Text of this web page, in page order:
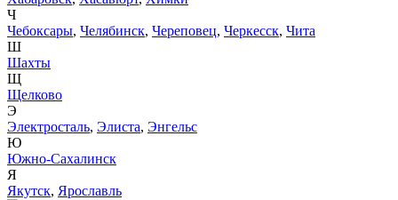
Ч
Чебоксары, Челябинск, Череповец, Черкесск, Чита
Ш
Шахты
Щ
Щелково
Э
Электросталь, Элиста, Энгельс
Ю
Южно-Сахалинск
Я
Якутск, Ярославль